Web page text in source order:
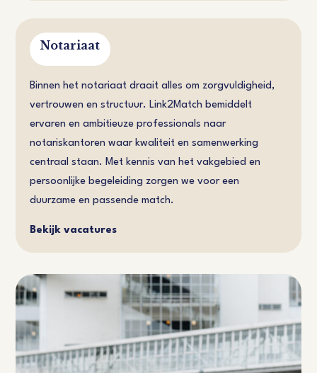
Notariaat
Binnen het notariaat draait alles om zorgvuldigheid,
vertrouwen en structuur. Link2Match bemiddelt
ervaren en ambitieuze professionals naar
notariskantoren waar kwaliteit en samenwerking
centraal staan. Met kennis van het vakgebied en
persoonlijke begeleiding zorgen we voor een
duurzame en passende match.
Bekijk vacatures